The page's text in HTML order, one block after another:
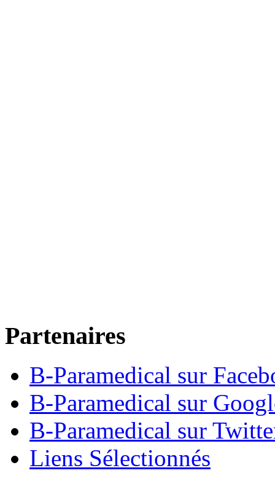
Partenaires
B-Paramedical sur
B-Paramedical sur
B-Paramedical sur
Liens Sélectionnés